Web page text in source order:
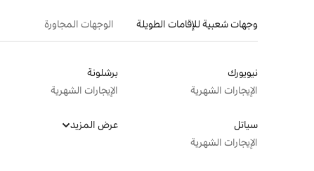
وجهات شعبية للإقامات الطويلة الوجهات المجاورة
نيويورك
الإيجارات الشهرية
برشلونة
الإيجارات الشهرية
سياتل
الإيجارات الشهرية
عرض المزيد